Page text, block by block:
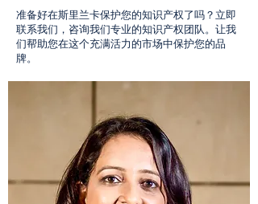
准备好在斯里兰卡保护您的知识产权了吗？立即
联系我们，咨询我们专业的知识产权团队。让我
们帮助您在这个充满活力的市场中保护您的品
牌。